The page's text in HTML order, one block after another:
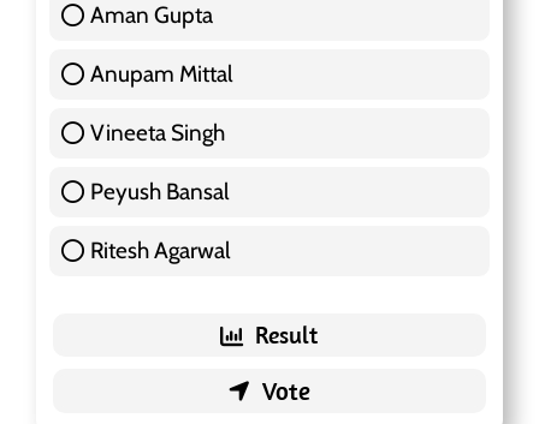
Aman Gupta
Anupam Mittal
Vineeta Singh
Peyush Bansal
Ritesh Agarwal